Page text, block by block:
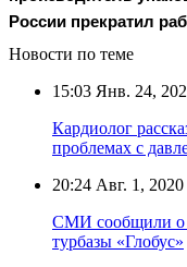
России прекратил
Новости по теме
15:03 Янв. 24,
Кардиолог
проблемах с
20:24 Авг. 1, 2020
СМИ сообщили о
турбазы «Глобус»